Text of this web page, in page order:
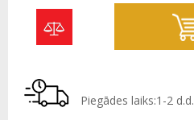
Piegādes laiks:1-2 d.d.